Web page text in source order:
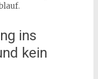
ins
kein